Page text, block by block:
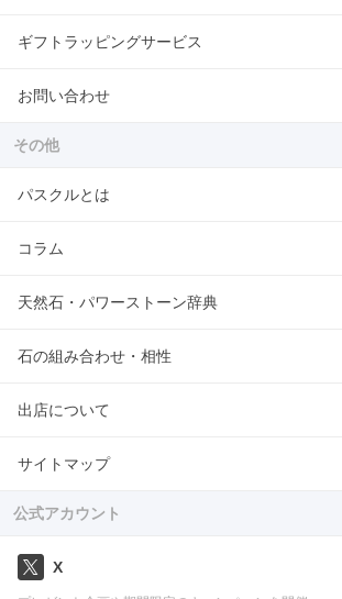
ギフトラッピングサービス
お問い合わせ
その他
パスクルとは
コラム
天然石・パワーストーン辞典
石の組み合わせ・相性
出店について
サイトマップ
公式アカウント
X